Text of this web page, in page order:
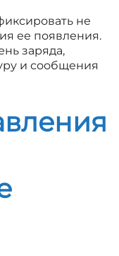
не
ее появления.
заряда,
и сообщения